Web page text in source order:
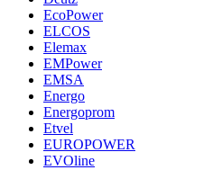
EcoPower
ELCOS
Elemax
EMPower
EMSA
Energo
Energoprom
Etvel
EUROPOWER
EVOline